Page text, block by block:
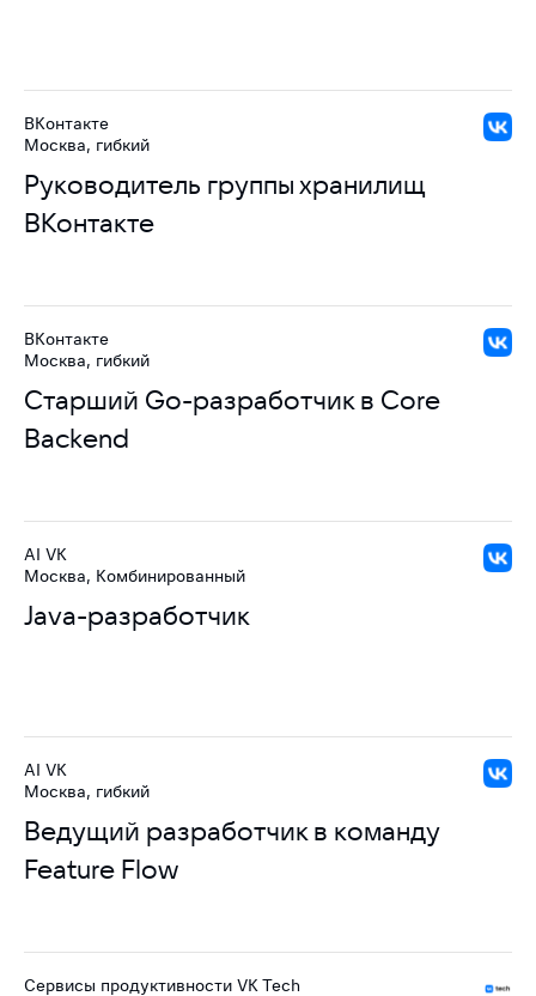
Руководитель группы хранилищ
ВКонтакте
ВКонтакте
Москва, гибкий
​Старший Go-разработчик в Core
Backend
ВКонтакте
Москва, гибкий
Java-разработчик
AI VK
Москва, Комбинированный
Ведущий разработчик в команду
Feature Flow
AI VK
Москва, гибкий
Сервисы продуктивности VK Tech